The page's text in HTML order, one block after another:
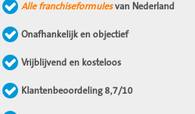
Alle franchiseformulesvan Nederland
Onafhankelijk en objectief
Vrijblijvend en kosteloos
Klantenbeoordeling 8,7/10